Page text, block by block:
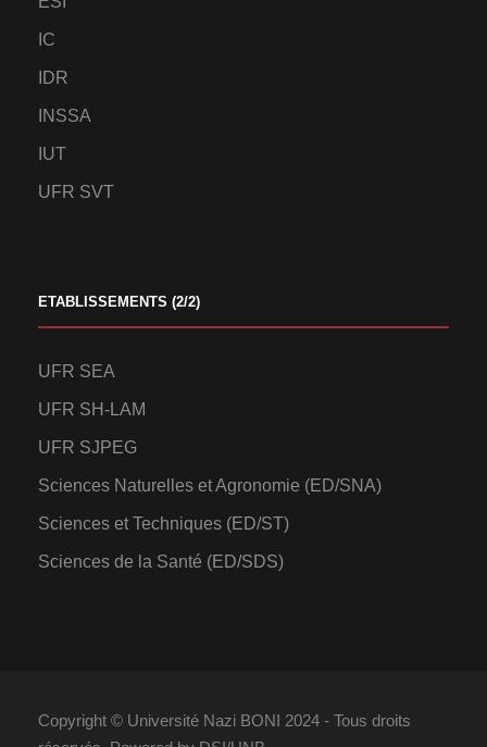
IC
IDR
INSSA
IUT
UFR SVT
ETABLISSEMENTS (2/2)
UFR SEA
UFR SH-LAM
UFR SJPEG
Sciences Naturelles et Agronomie (ED/SNA)
Sciences et Techniques (ED/ST)
Sciences de la Santé (ED/SDS)
Copyright © Université Nazi BONI 2024 - Tous droits